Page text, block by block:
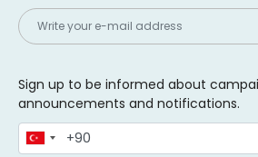
Sign up to be informed about
announcements and notifications.